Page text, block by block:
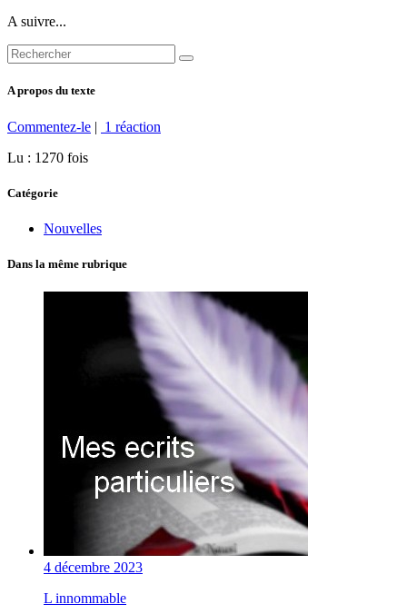
A suivre...
A propos du texte
Commentez-le | 1 réaction
Lu : 1270 fois
Catégorie
Nouvelles
Dans la même rubrique
4 décembre 2023
L innommable